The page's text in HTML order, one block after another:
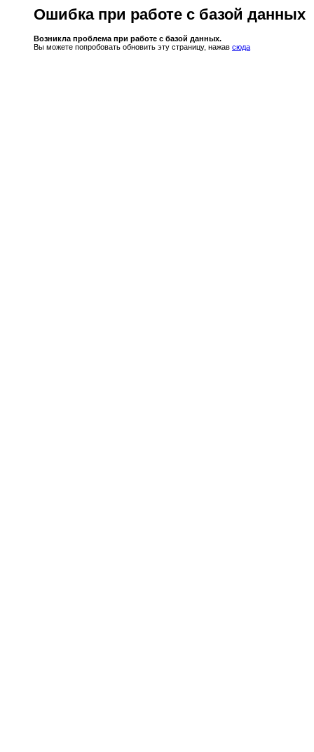
Ошибка при работе с базой данных
Возникла проблема при работе с базой данных.
Вы можете попробовать обновить эту страницу, нажав сюда